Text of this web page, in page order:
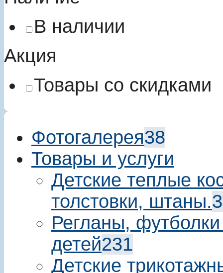
В наличии
Акция
Товары со скидками
Фотогалерея38
Товары и услуги
Детские теплые
толстовки, штаны.
Регланы,
детей231
Детские